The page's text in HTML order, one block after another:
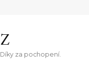
za pochopení.